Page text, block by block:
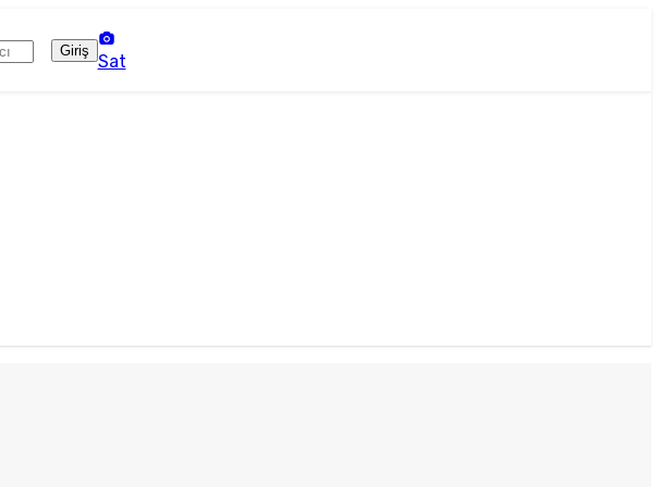
Giriş
Sat